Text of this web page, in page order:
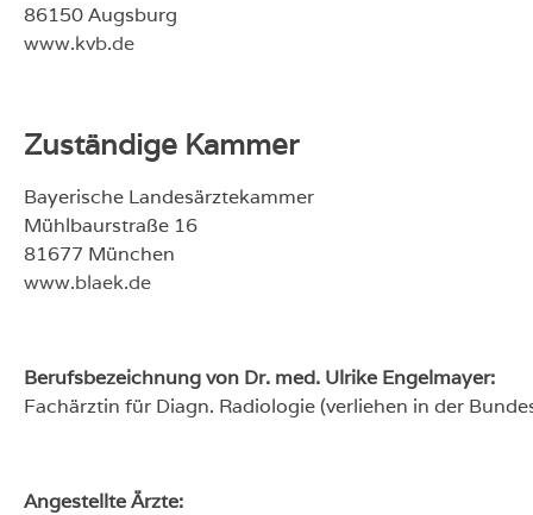
86150 Augsburg
www.kvb.de
Zuständige Kammer
Bayerische Landesärztekammer
Mühlbaurstraße 16
81677 München
www.blaek.de
Berufsbezeichnung von Dr. med. Ulrike Engelmayer:
Fachärztin für Diagn. Radiologie (verliehen in der
Angestellte Ärzte: